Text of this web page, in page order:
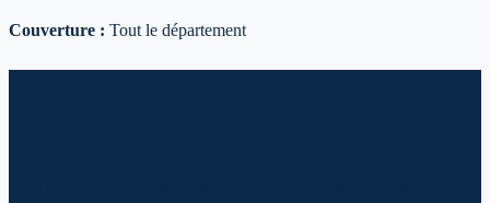
Couverture : Tout le département